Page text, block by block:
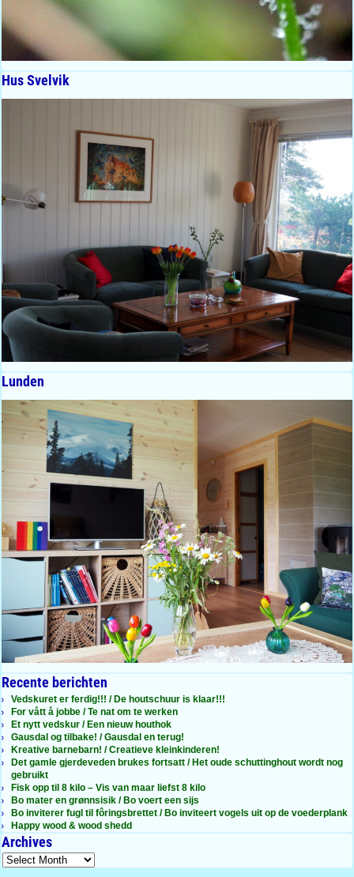
Hus Svelvik
Lunden
Recente berichten
Vedskuret er ferdig!!! / De houtschuur is klaar!!!
For vått å jobbe / Te nat om te werken
Et nytt vedskur / Een nieuw houthok
Gausdal og tilbake! / Gausdal en terug!
Kreative barnebarn! / Creatieve kleinkinderen!
Det gamle gjerdeveden brukes fortsatt / Het oude schuttinghout wordt nog
gebruikt
Fisk opp til 8 kilo – Vis van maar liefst 8 kilo
Bo mater en grønnsisik / Bo voert een sijs
Bo inviterer fugl til fôringsbrettet / Bo inviteert vogels uit op de voederplank
Happy wood & wood shedd
Archives